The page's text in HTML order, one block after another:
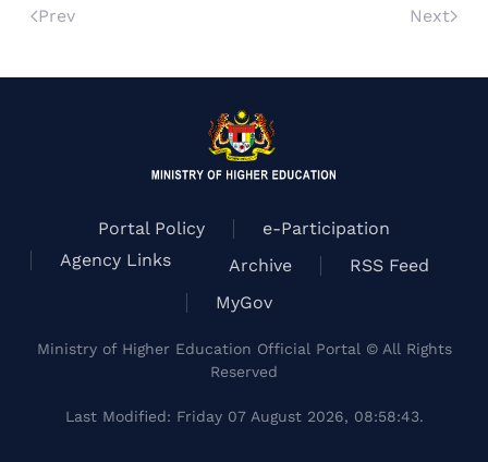
Prev Next
Portal Policy
e-Participation
Agency Links
Archive
RSS Feed
MyGov
Ministry of Higher Education Official Portal © All Rights
Reserved
Last Modified: Friday 07 August 2026, 08:58:43.